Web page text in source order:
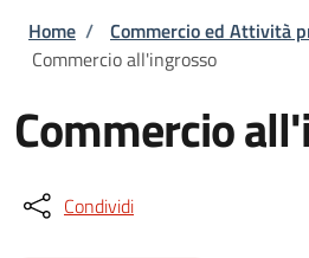
Briciole di pane
Home / Commercio ed Attività
Commercio all'ingrosso
Commercio
Condividi